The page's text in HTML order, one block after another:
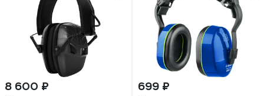
8 600 ₽ 699 ₽